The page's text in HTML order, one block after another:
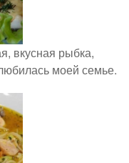
вкусная рыбка,
моей семье.